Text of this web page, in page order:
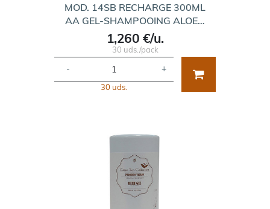
MOD. 14SB RECHARGE 300ML
AA GEL-SHAMPOOING ALOE…
1,260 €/u.
30 uds./pack
- +
30 uds.